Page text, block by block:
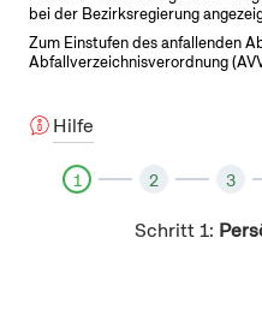
bei der Bezirksregierung
Zum Einstufen des anfallenden
Abfallverzeichnisverordnung
Hilfe
1 2 3
Schritt 1: